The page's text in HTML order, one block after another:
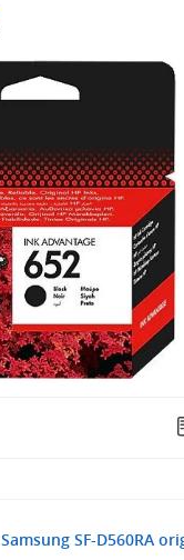
Samsung SF-D560RA